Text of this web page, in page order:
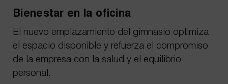
Bienestar en la oficina
El nuevo emplazamiento del gimnasio optimiza
el espacio disponible y refuerza el compromiso
de la empresa con la salud y el equilibrio
personal.